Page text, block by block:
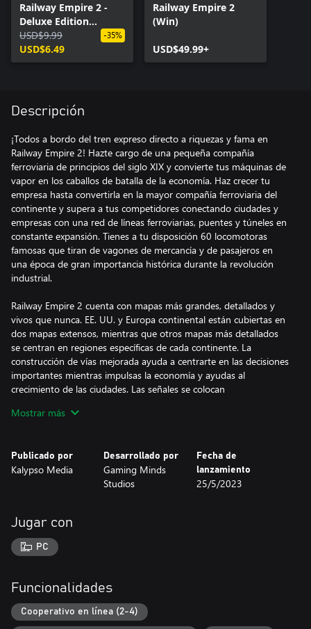
Railway Empire 2 -
Deluxe Edition
Upgrade
USD$9.99
USD$6.49
-35%
Railway Empire 2
(Win)
USD$49.99+
Descripción
¡Todos a bordo del tren expreso directo a riquezas y fama en
Railway Empire 2! Hazte cargo de una pequeña compañía
ferroviaria de principios del siglo XIX y convierte tus máquinas de
vapor en los caballos de batalla de la economía. Haz crecer tu
empresa hasta convertirla en la mayor compañía ferroviaria del
continente y supera a tus competidores conectando ciudades y
empresas con una red de líneas ferroviarias, puentes y túneles en
constante expansión. Tienes a tu disposición 60 locomotoras
famosas que tiran de vagones de mercancía y de pasajeros en
una época de gran importancia histórica durante la revolución
industrial.
Railway Empire 2 cuenta con mapas más grandes, detallados y
vivos que nunca. EE. UU. y Europa continental están cubiertas en
dos mapas extensos, mientras que otros mapas más detallados
se centran en regiones específicas de cada continente. La
construcción de vías mejorada ayuda a centrarte en las decisiones
importantes mientras impulsas la economía y ayudas al
crecimiento de las ciudades. Las señales se colocan
las estaciones de tren ampliables pueden tener hasta 8 vías.
sus puntos fuertes y débiles. Juega a la campaña con sus 5
capítulos, o elige entre 14 escenarios diferentes. Establece tu
propia dificultad en una partida libre personalizable o construye
competencia junto a tus amigos en el modo multijugador
cooperativo. Súbete a uno de los trenes, disfrutar de las vistas y
contempla el paisaje que pasa mientras el tren avanza a toda
velocidad por las vías.
La edición Digital Deluxe incluye el juego Railway Empire 2
uno de los tres tamaños de tus estaciones de ferrocarril, un
aspecto exclusivo para la sede de tu compañía y un aspecto
Mostrar más
Publicado por
Kalypso Media
Desarrollado por
Gaming Minds
Studios
Fecha de
lanzamiento
25/5/2023
Jugar con
PC
Funcionalidades
Cooperativo en línea (2-4)